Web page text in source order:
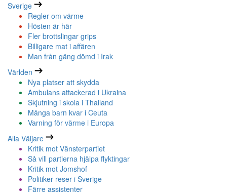
Sverige
Regler om värme
Hösten är här
Fler brottslingar grips
Billigare mat i affären
Man från gäng dömd i Irak
Världen
Nya platser att skydda
Ambulans attackerad i Ukraina
Skjutning i skola i Thailand
Många barn kvar i Ceuta
Varning för värme i Europa
Alla Väljare
Kritik mot Vänsterpartiet
Så vill partierna hjälpa flyktingar
Kritik mot Jomshof
Politiker reser i Sverige
Färre assistenter